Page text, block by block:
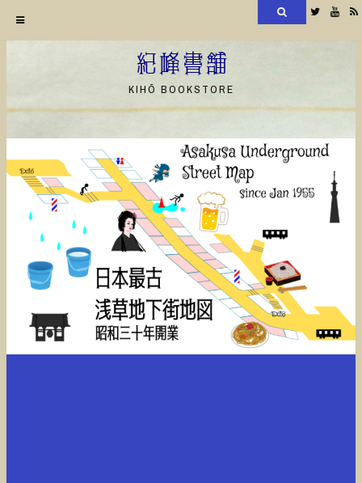
ン
ツ
へ
Twitter
紀峰書舗
KIHŌ BOOKSTORE